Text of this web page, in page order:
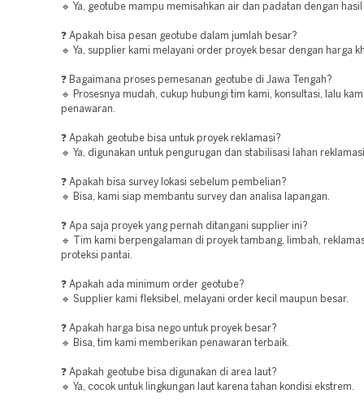
🔹 Ya, geotube mampu memisahkan air dan padatan dengan
❓ Apakah bisa pesan geotube dalam jumlah besar?
🔹 Ya, supplier kami melayani order proyek besar dengan harga
❓ Bagaimana proses pemesanan geotube di Jawa Tengah?
🔹 Prosesnya mudah, cukup hubungi tim kami, konsultasi, lalu
penawaran.
❓ Apakah geotube bisa untuk proyek reklamasi?
🔹 Ya, digunakan untuk pengurugan dan stabilisasi lahan
❓ Apakah bisa survey lokasi sebelum pembelian?
🔹 Bisa, kami siap membantu survey dan analisa lapangan.
❓ Apa saja proyek yang pernah ditangani supplier ini?
🔹 Tim kami berpengalaman di proyek tambang, limbah,
proteksi pantai.
❓ Apakah ada minimum order geotube?
🔹 Supplier kami fleksibel, melayani order kecil maupun besar.
❓ Apakah harga bisa nego untuk proyek besar?
🔹 Bisa, tim kami memberikan penawaran terbaik.
❓ Apakah geotube bisa digunakan di area laut?
🔹 Ya, cocok untuk lingkungan laut karena tahan kondisi ekstrem.